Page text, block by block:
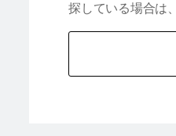
探している場合は